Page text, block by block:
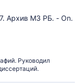
Архив М3 РБ. - On.
Руководил